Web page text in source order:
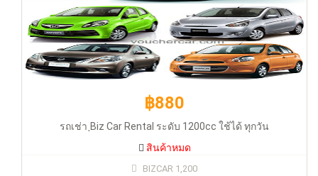
฿880
รถเช่า ฺBiz Car Rental ระดับ 1200cc ใช้ได้ ทุกวัน
สินค้าหมด
BIZCAR 1,200